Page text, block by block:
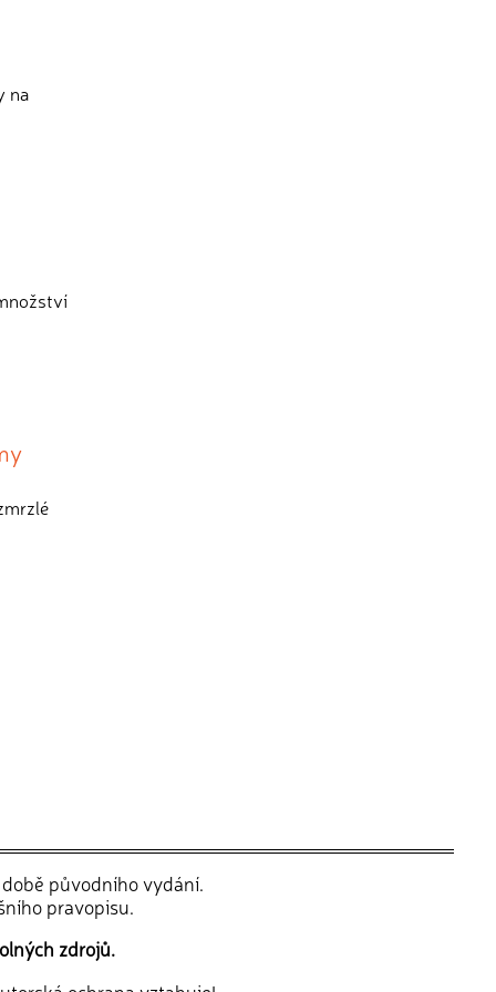
na
původního vydání.
pravopisu.
zdrojů.